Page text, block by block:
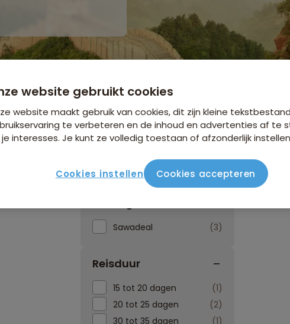
Reissoorten Reisperiode
Sawadeal 3
Reisduur
15 tot 20 dagen
1
20 tot 25 dagen
2
30 tot 35 dagen
1
website gebruikt cookies
website maakt gebruik van cookies, dit zijn kleine
te verbeteren en de inhoud en advertenties af te
interesses. Je kunt ze volledig toestaan of afzonderlijk
Cookies instellen Cookies accepteren